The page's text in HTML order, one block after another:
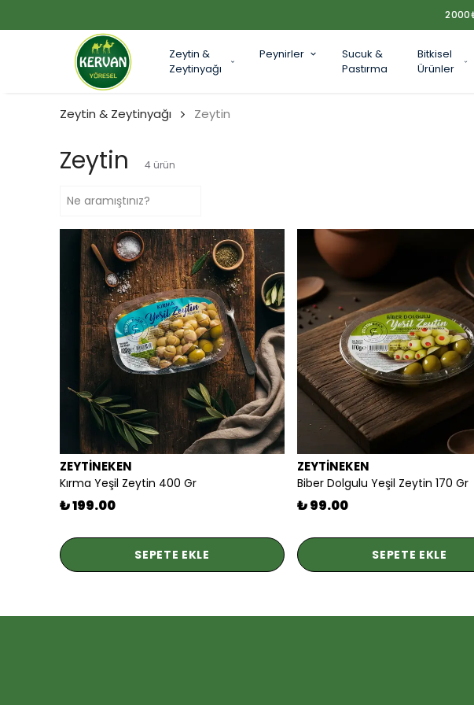
Zeytin &
Zeytinyağı
Peynirler
Sucuk &
Pastırma
Bitkisel
Ürünler
Zeytin & Zeytinyağı Zeytin
Zeytin 4 ürün
ZEYTİNEKEN
Kırma Yeşil Zeytin 400 Gr
₺ 199.00
SEPETE EKLE
ZEYTİNEKEN
Biber Dolgulu Yeşil Zeytin 170 Gr
₺ 99.00
SEPETE EKLE